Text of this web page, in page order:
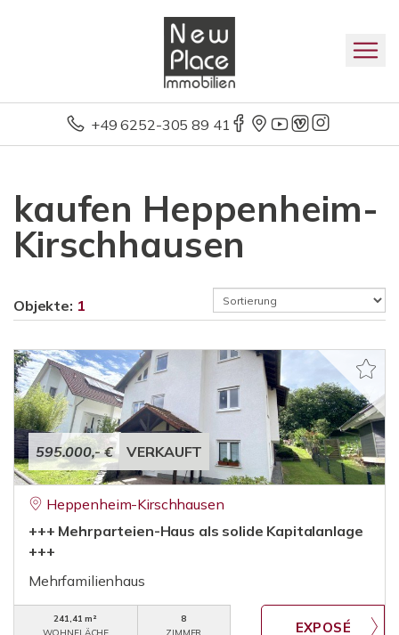
+49 6252-305 89 41
kaufen Heppenheim-
Kirschhausen
Objekte: 1
595.000,- € VERKAUFT
Heppenheim-Kirschhausen
+++ Mehrparteien-Haus als solide Kapitalanlage
+++
Mehrfamilienhaus
241,41 m²
8